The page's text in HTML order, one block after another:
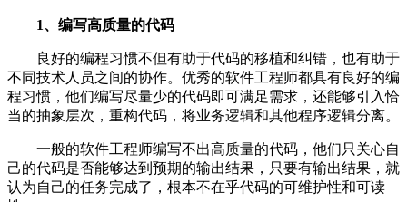
1、编写高质量的代码
良好的编程习惯不但有助于代码的移植和纠错，也有助于
不同技术人员之间的协作。优秀的软件工程师都具有良好的编
程习惯，他们编写尽量少的代码即可满足需求，还能够引入恰
当的抽象层次，重构代码，将业务逻辑和其他程序逻辑分离。
一般的软件工程师编写不出高质量的代码，他们只关心自
己的代码是否能够达到预期的输出结果，只要有输出结果，就
认为自己的任务完成了，根本不在乎代码的可维护性和可读